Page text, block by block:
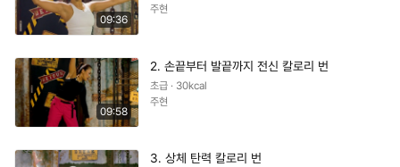
09:36
주현
09:58
2. 손끝부터 발끝까지 전신 칼로리 번
초급 · 30kcal
주현
3. 상체 탄력 칼로리 번